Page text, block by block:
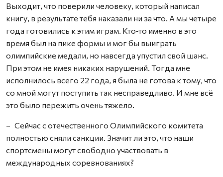
Выходит, что поверили человеку, который написал
книгу, в результате тебя наказали ни за что. А мы четыре
года готовились к этим играм. Кто‑то именно в это
время был на пике формы и мог бы выиграть
олимпийские медали, но навсегда упустил свой шанс.
При этом не имея никаких нарушений. Тогда мне
исполнилось всего 22 года, я была не готова к тому, что
со мной могут поступить так несправедливо. И мне всё
это было пережить очень тяжело.
– Сейчас с отечественного Олимпийского комитета
полностью сняли санкции. Значит ли это, что наши
спортсмены могут свободно участвовать в
международных соревнованиях?